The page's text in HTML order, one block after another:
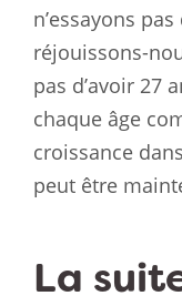
n’essayons
réjouissons-
pas d’avoir 27
chaque âge
croissance
peut être
La